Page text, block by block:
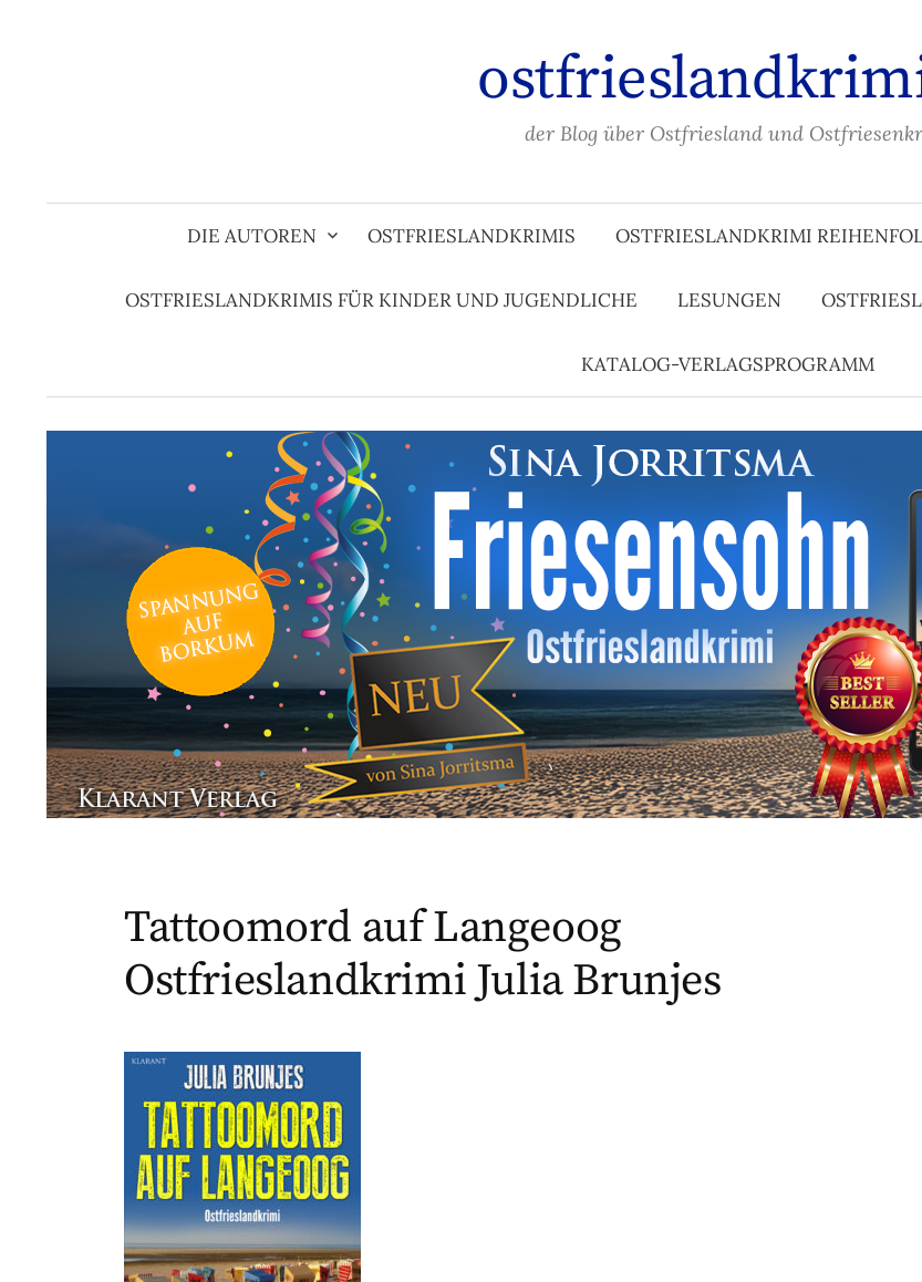
der Blog über Ostfriesland und
DIE AUTOREN OSTFRIESLANDKRIMIS OSTFRIESLANDKRIMI
OSTFRIESLANDKRIMIS FÜR KINDER UND JUGENDLICHE LESUNGEN
KATALOG-VERLAGSPROGRAMM
Tattoomord auf Langeoog
Ostfrieslandkrimi Julia Brunjes